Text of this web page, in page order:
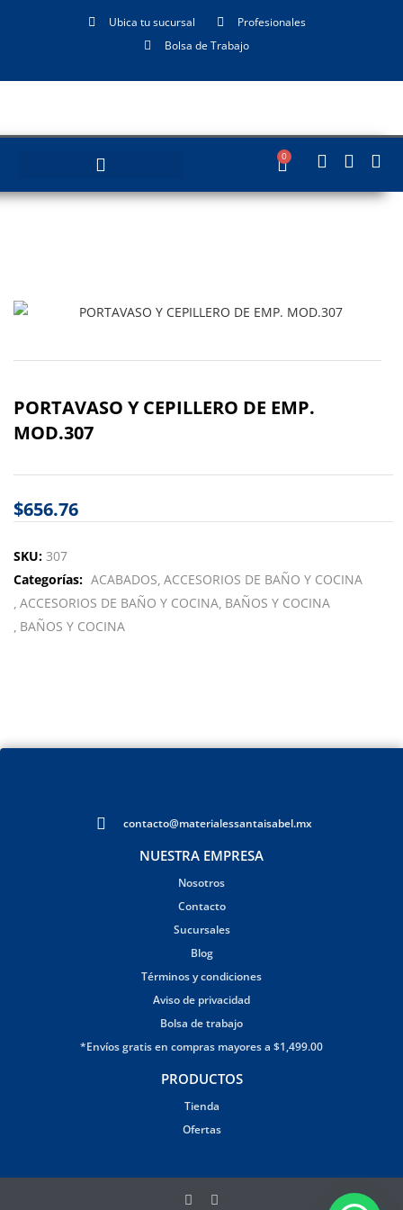
Ubica tu sucursal
Profesionales
Bolsa de Trabajo
0
PORTAVASO Y CEPILLERO DE EMP.
MOD.307
$656.76
SKU: 307
Categorías: ACABADOS ACCESORIOS DE BAÑO Y COCINA
ACCESORIOS DE BAÑO Y COCINA BAÑOS Y COCINA
BAÑOS Y COCINA
contacto@materialessantaisabel.mx
NUESTRA EMPRESA
Nosotros
Contacto
Sucursales
Blog
Términos y condiciones
Aviso de privacidad
Bolsa de trabajo
*Envíos gratis en compras mayores a $1,499.00
PRODUCTOS
Tienda
Ofertas